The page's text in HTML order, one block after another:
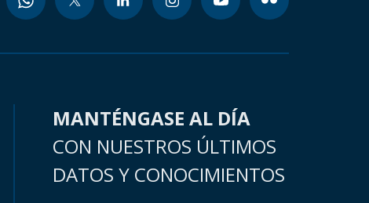
MANTÉNGASE AL DÍA
CON NUESTROS ÚLTIMOS
DATOS Y CONOCIMIENTOS